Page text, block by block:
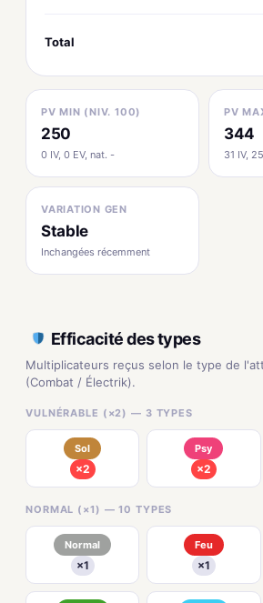
Total
PV MIN (NIV. 100)
250
0 IV, 0 EV, nat. -
PV
344
31 IV,
VARIATION GEN
Stable
Inchangées récemment
Efficacité des types
Multiplicateurs reçus selon le type de
(Combat / Électrik).
VULNÉRABLE (×2) — 3 TYPES
Sol
×2
Psy
×2
NORMAL (×1) — 10 TYPES
Normal
×1
Feu
×1